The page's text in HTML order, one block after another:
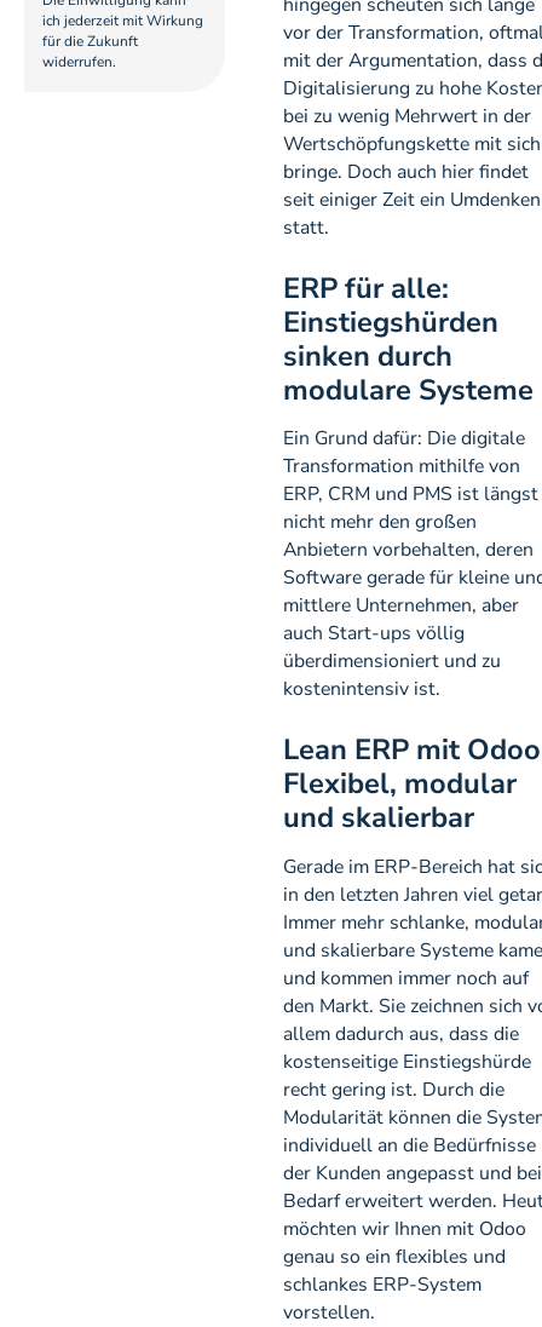
ich jederzeit mit Wirkung
für die Zukunft
widerrufen.
vor der Transformation,
mit der Argumentation, dass
Digitalisierung zu hohe
bei zu wenig Mehrwert in der
Wertschöpfungskette mit sich
bringe. Doch auch hier findet
seit einiger Zeit ein Umdenken
statt.
ERP für alle:
Einstiegshürden
sinken durch
modulare Systeme
Ein Grund dafür: Die digitale
Transformation mithilfe von
ERP, CRM und PMS ist längst
nicht mehr den großen
Anbietern vorbehalten, deren
Software gerade für kleine
mittlere Unternehmen, aber
auch Start-ups völlig
überdimensioniert und zu
kostenintensiv ist.
Lean ERP mit
Flexibel, modular
und skalierbar
Gerade im ERP-Bereich hat
in den letzten Jahren viel
Immer mehr schlanke,
und skalierbare Systeme
und kommen immer noch auf
den Markt. Sie zeichnen sich
allem dadurch aus, dass die
kostenseitige Einstiegshürde
recht gering ist. Durch die
Modularität können die
individuell an die Bedürfnisse
der Kunden angepasst und bei
Bedarf erweitert werden.
möchten wir Ihnen mit Odoo
genau so ein flexibles und
schlankes ERP-System
vorstellen.